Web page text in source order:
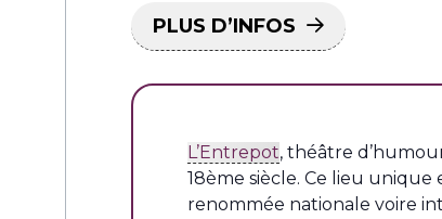
PLUS D’INFOS
L’Entrepot, théâtre
18ème siècle. Ce lieu
renommée nationale voire